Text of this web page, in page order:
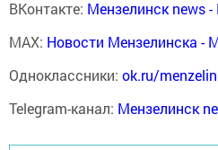
ВКонтакте: Мензелинск news
MAX: Новости Мензелинска -
Одноклассники: ok.ru/
Telegram-канал: Мензелинск